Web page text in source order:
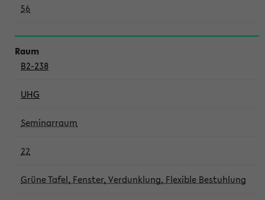
56
B2-238
UHG
Seminarraum
22
Grüne Tafel, Fenster, Verdunklung, Flexible Bestuhlung